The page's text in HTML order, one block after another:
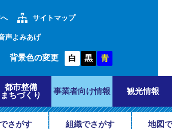
サイトマップ
声よみあげ
背景色の変更 白 黒 青
都市整備
まちづくり
事業者向け情報 観光情報
さがす 組織でさがす 地図